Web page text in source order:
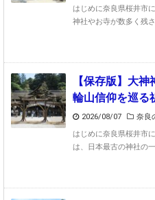
はじめに奈良県桜井市
神社やお寺が数多く残
【保存版】大
輪山信仰を巡る
2026/08/07
奈良
はじめに奈良県桜井市
は、日本最古の神社の